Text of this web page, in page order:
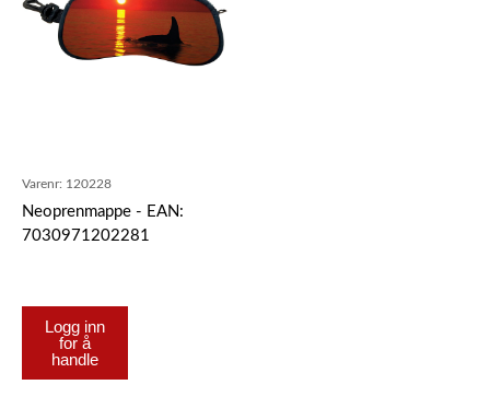
Varenr: 120228
Neoprenmappe - EAN:
7030971202281
Logg inn
for å
handle